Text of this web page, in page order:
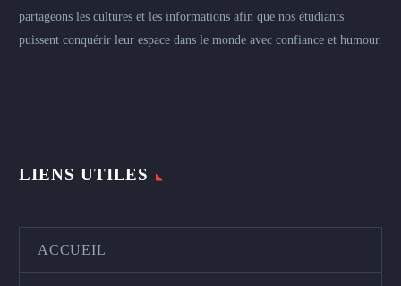
partageons les cultures et les informations afin que nos étudiants
puissent conquérir leur espace dans le monde avec confiance et humour.
LIENS UTILES
ACCUEIL